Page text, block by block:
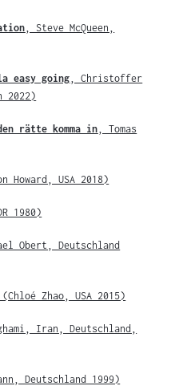
, Steve McQueen,
easy going , Christoffer
2022)
rätte komma in , Tomas
Howard, USA 2018)
1980)
Obert, Deutschland
(Chloé Zhao, USA 2015)
Iran, Deutschland,
Deutschland 1999)